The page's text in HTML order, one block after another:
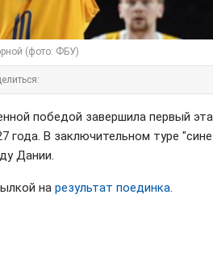
(фото: ФБУ)
победой завершила первый
года. В заключительном туре
Дании.
на результат поединка.